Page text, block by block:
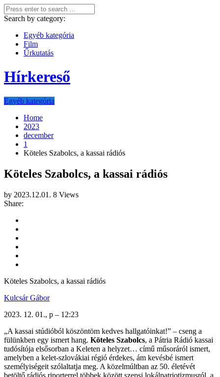
Search by category:
Egyéb kategória
Film
Űrkutatás
Hírkereső
Egyéb kategória
Home
2023
december
1
Köteles Szabolcs, a kassai rádiós
Köteles Szabolcs, a kassai rádiós
by 2023.12.01. 8 Views
Share:
Köteles Szabolcs, a kassai rádiós
Kulcsár Gábor
2023. 12. 01., p – 12:23
„A kassai stúdióból köszöntöm kedves hallgatóinkat!” – cseng a
fülünkben egy ismert hang. Köteles Szabolcs, a Pátria Rádió kassai
tudósítója elsősorban a Keleten a helyzet… című műsoráról ismert,
amelyben a kelet-szlovákiai régió érdekes, ám kevésbé ismert
személyiségeit szólaltatja meg. A közelmúltban az 50. életévét
betöltő rádiós riporterrel többek között szepsi lokálpatriotizmusról, a